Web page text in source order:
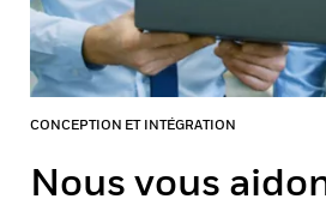
CONCEPTION ET INTÉGRATION
Nous vous